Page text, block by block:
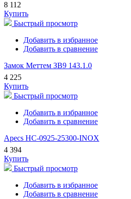
8 112
Купить
Быстрый просмотр
Добавить в избранное
Добавить в сравнение
Замок Меттем ЗВ9 143.1.0
4 225
Купить
Быстрый просмотр
Добавить в избранное
Добавить в сравнение
Apecs HC-0925-25300-INOX
4 394
Купить
Быстрый просмотр
Добавить в избранное
Добавить в сравнение